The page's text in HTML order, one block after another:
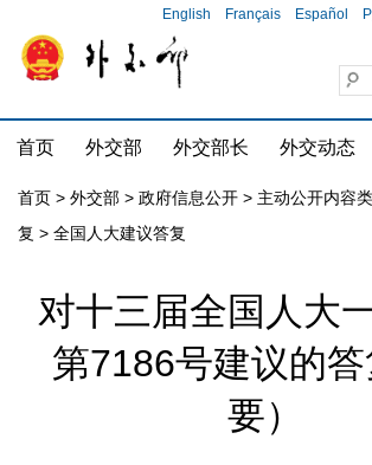
English Français Español
首页 外交部 外交部长 外交动态
首页 > 外交部 > 政府信息公开 > 主动公开内容
复 > 全国人大建议答复
对十三届全国人大
第7186号建议的
要）